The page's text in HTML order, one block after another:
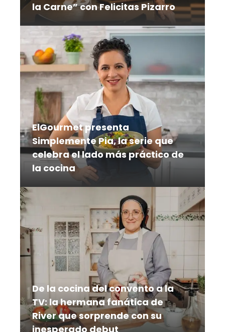
la Carne” con Felicitas Pizarro
Frigoríficos, carnicerías, restaurantes y
puestos al paso forman parte del
itinerario de una serie que explora el
camino de la carne desde su origen
hasta el plato
ElGourmet presenta
Simplemente Pia, la serie que
celebra el lado más práctico de
la cocina
En una época en la que cocinar debe
adaptarse a un ritmo de vida cada vez
más acelerado, la reconocida chef
mexicana Pía Quintana llega a
elGourmet con Simplemente Pía, una
serie que celebra una cocina práctica,
creativa y llena de sabor para el día a
De la cocina del convento a la
TV: la hermana fanática de
River que sorprende con su
inesperado debut